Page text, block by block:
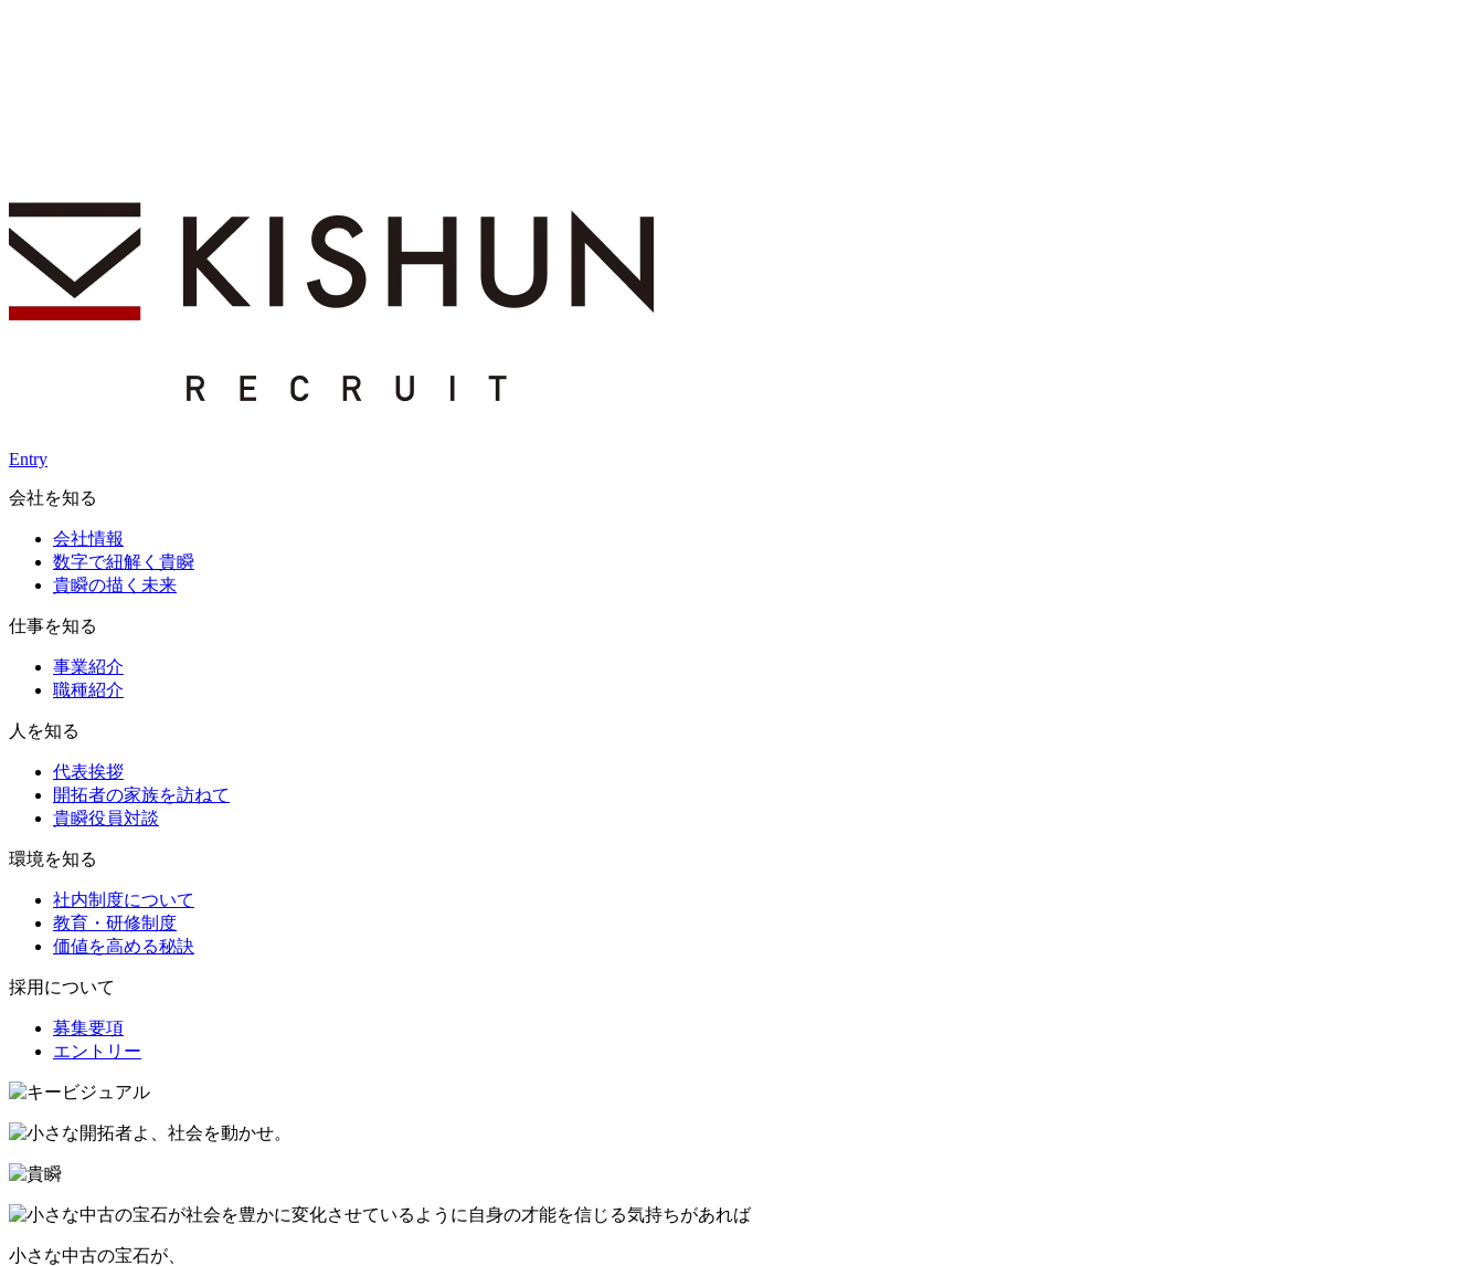
Entry
会社を知る
会社情報
数字で紐解く貴瞬
貴瞬の描く未来
仕事を知る
事業紹介
職種紹介
人を知る
代表挨拶
開拓者の家族を訪ねて
貴瞬役員対談
環境を知る
社内制度について
教育・研修制度
価値を高める秘訣
採用について
募集要項
エントリー
小さな中古の宝石が、